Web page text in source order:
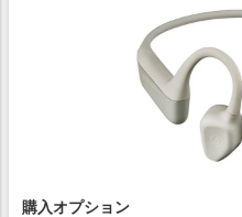
購入オプション